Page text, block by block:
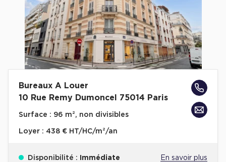
Achat de Commerces
Achat de Commerces à Nîmes
Achat de Commerces à Toulouse
Achat de Commerces à Marseille
Bureaux privés à Paris
Bureaux A Louer
10 Rue Remy Dumoncel 75014 Paris
Surface : 96 m², non divisibles
Loyer : 438 € HT/HC/m²/an
Disponibilité : Immédiate En savoir plus